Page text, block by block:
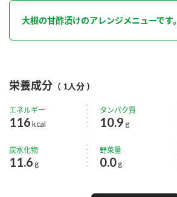
大根の甘酢漬けのアレンジメニューです。
栄養成分 （ 1人分 ）
エネルギー
116kcal
タンパク質
10.9 g
炭水化物
11.6 g
野菜量
0.0g